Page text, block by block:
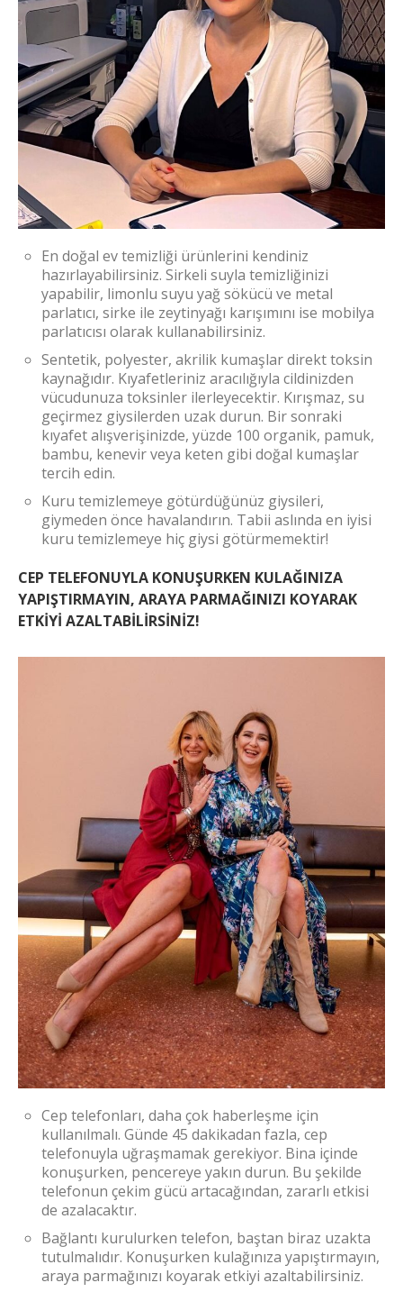
En doğal ev temizliği ürünlerini kendiniz
hazırlayabilirsiniz. Sirkeli suyla temizliğinizi
yapabilir, limonlu suyu yağ sökücü ve metal
parlatıcı, sirke ile zeytinyağı karışımını ise mobilya
parlatıcısı olarak kullanabilirsiniz.
Sentetik, polyester, akrilik kumaşlar direkt toksin
kaynağıdır. Kıyafetleriniz aracılığıyla cildinizden
vücudunuza toksinler ilerleyecektir. Kırışmaz, su
geçirmez giysilerden uzak durun. Bir sonraki
kıyafet alışverişinizde, yüzde 100 organik, pamuk,
bambu, kenevir veya keten gibi doğal kumaşlar
tercih edin.
Kuru temizlemeye götürdüğünüz giysileri,
giymeden önce havalandırın. Tabii aslında en iyisi
kuru temizlemeye hiç giysi götürmemektir!
CEP TELEFONUYLA KONUŞURKEN KULAĞINIZA
YAPIŞTIRMAYIN, ARAYA PARMAĞINIZI KOYARAK
ETKİYİ AZALTABİLİRSİNİZ!
Cep telefonları, daha çok haberleşme için
kullanılmalı. Günde 45 dakikadan fazla, cep
telefonuyla uğraşmamak gerekiyor. Bina içinde
konuşurken, pencereye yakın durun. Bu şekilde
telefonun çekim gücü artacağından, zararlı etkisi
de azalacaktır.
Bağlantı kurulurken telefon, baştan biraz uzakta
tutulmalıdır. Konuşurken kulağınıza yapıştırmayın,
araya parmağınızı koyarak etkiyi azaltabilirsiniz.